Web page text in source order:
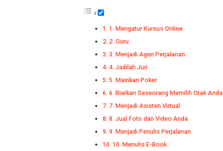
1. Mengatur Kursus Online
2. Guru
3. Menjadi Agen Perjalanan
4. Jadilah Juri
5. Mainkan Poker
6. Biarkan Seseorang Memilih Otak Anda
7. Menjadi Asisten Virtual
8. Jual Foto dan Video Anda
9. Menjadi Penulis Perjalanan
10. Menulis E-Book